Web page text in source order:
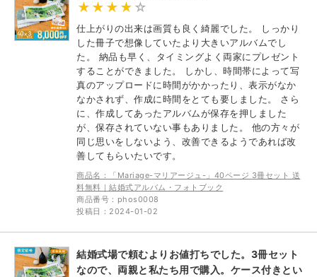
仕上がりの出来は画質も良く綺麗でした。 しっかり
した冊子で想像していたより大きいアルバムでし
た。 納品も早く、タイミングよく両家にプレゼント
することができました。 しかし、時間帯によって写
真のアップロードに時間がかかったり、表示がなか
なかされず、作成に時間をとても要しました。 さら
に、作成してあったアルバムが保存を押しました
が、保存されていない事もありました。 他の方々が
同じ思いをしないよう、改善できるようであれば改
善してもらいたいです。
商品名：「Mariage-マリアージュ-」40ページ 3冊セット 送
料無料｜結婚式アルバム・フォトブック
商品番号：phos0008
投稿日：2024-01-02
結婚式場で頼むよりお値打ちでした。3冊セット
なので、両親と私たち用で購入。ケース付きとい